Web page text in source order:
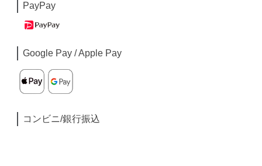
PayPay
Google Pay / Apple Pay
コンビニ/銀行振込